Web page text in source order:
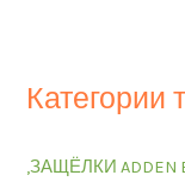
Категории
,ЗАЩЁЛКИ